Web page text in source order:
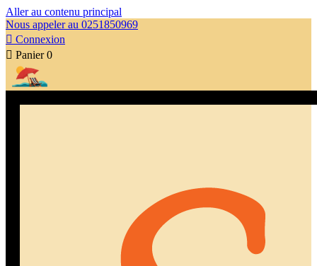
Aller au contenu principal
Nous appeler au 0251850969
 Connexion
 Panier 0